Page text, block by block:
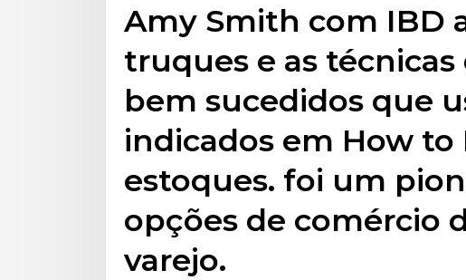
Amy Smith com IBD
truques e as
bem sucedidos que
indicados em How to
estoques. foi um
opções de comércio
varejo.